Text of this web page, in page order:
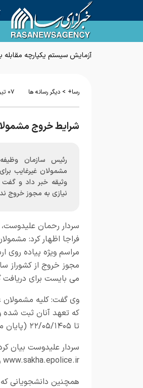
آزمایش سیستم یکپارچه مقابله
رسا+ > دیگر رسانه ها ۰۷ تير ۱۴۰۵ - ۲۳:۵۹
شرایط خروج
رئیس سازمان
مشمولان غیرغایب
نیازی به مجوز خروج
سردار رحمان
مراسم ویژه پیاده روی
مجوز خروج از کشوراز
می بایست برای دریافت
وی گفت: کلیه
که تعهد آنان ثبت شده
تا ۲۲/۰۵/۱۴۰۵ (پایان ماه صفر) بدون نیاز به سپردن وثیقه برای یکباراز مجوز خروج از کشور بهره مند شوند.
سردار علیدوست بیان
www.sakha.epolice.ir و به صورت اینترنتی برای خروج از کشور اقدام کنند.